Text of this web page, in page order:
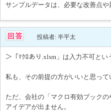
サンプルデータは、必要な改善点
投稿者: 半平太
＞「ﾏｸﾛあり.xlsm」は入力不可とい
私も、その前提の方がいいと思って
ただ、会社の「マクロ有効ブック
アイデアが出ません。